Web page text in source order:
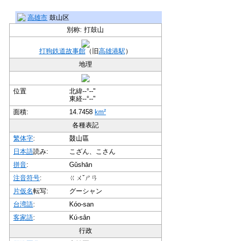
高雄市 鼓山区
別称: 打鼓山
打狗鉄道故事館（旧高雄港駅 ）
地理
位置
北緯--°--"
東経--°--"
面積:
14.7458 km²
各種表記
繁体字:
鼓山區
日本語読み:
こざん、こさん
拼音:
Gǔshān
注音符号:
ㄍㄨˇㄕㄢ
片仮名転写:
グーシャン
台湾語:
Kóo-san
客家語:
Kú-sân
行政